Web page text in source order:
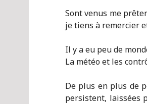
Sont venus me
je tiens à remercier
Il y a eu peu de
La météo et les
De plus en plus de
persistent, laissées